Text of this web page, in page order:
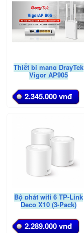
Thiết bị mạng DrayTek
Vigor AP905
2.345.000 vnđ
Bộ phát wifi 6 TP-Link
Deco X10 (3-Pack)
2.289.000 vnđ